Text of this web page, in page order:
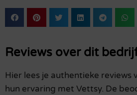
Reviews over dit
Hier lees je authentieke reviews
hun ervaring met Vettsy. De